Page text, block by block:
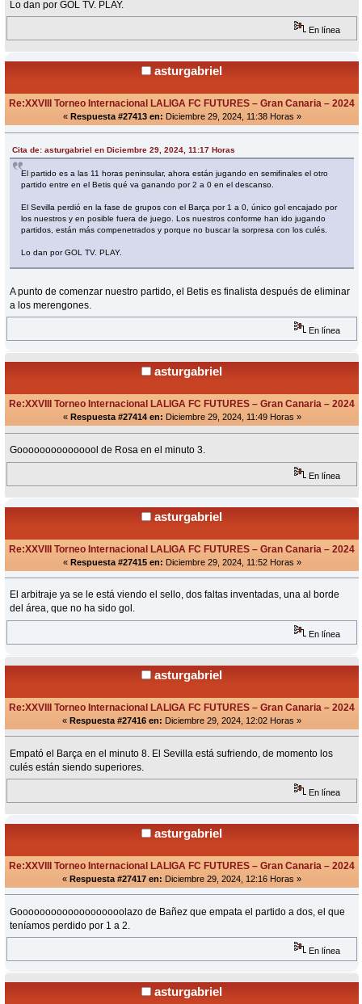
Lo dan por GOL TV. PLAY.
En línea
asturgabriel
Re:XXVIII Torneo Internacional LALIGA FC FUTURES – Gran Canaria – 2024
« Respuesta #27413 en: Diciembre 29, 2024, 11:38 Horas »
Cita de: asturgabriel en Diciembre 29, 2024, 11:17 Horas
El partido es a las 11 horas peninsular, ahora están jugando en semifinales el otro
partido entre en el Betis qué va ganando por 2 a 0 en el descanso.
El Sevilla perdió en la fase de grupos con el Barça por 1 a 0, único gol encajado por
los nuestros y en posible fuera de juego. Los nuestros conforme han ido jugando
partidos, están más compenetrados y porque no buscar la sorpresa con los culés.
Lo dan por GOL TV. PLAY.
A punto de comenzar nuestro partido, el Betis es finalista después de eliminar
a los merengones.
En línea
asturgabriel
Re:XXVIII Torneo Internacional LALIGA FC FUTURES – Gran Canaria – 2024
« Respuesta #27414 en: Diciembre 29, 2024, 11:49 Horas »
Gooooooooooooool de Rosa en el minuto 3.
En línea
asturgabriel
Re:XXVIII Torneo Internacional LALIGA FC FUTURES – Gran Canaria – 2024
« Respuesta #27415 en: Diciembre 29, 2024, 11:52 Horas »
El arbitraje ya se le está viendo el sello, dos faltas inventadas, una al borde
del área, que no ha sido gol.
En línea
asturgabriel
Re:XXVIII Torneo Internacional LALIGA FC FUTURES – Gran Canaria – 2024
« Respuesta #27416 en: Diciembre 29, 2024, 12:02 Horas »
Empató el Barça en el minuto 8. El Sevilla está sufriendo, de momento los
culés están siendo superiores.
En línea
asturgabriel
Re:XXVIII Torneo Internacional LALIGA FC FUTURES – Gran Canaria – 2024
« Respuesta #27417 en: Diciembre 29, 2024, 12:16 Horas »
Gooooooooooooooooooolazo de Bañez que empata el partido a dos, el que
teníamos perdido por 1 a 2.
En línea
asturgabriel